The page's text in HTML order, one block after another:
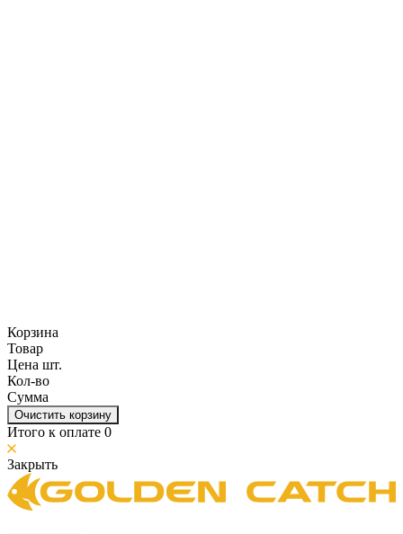
Корзина
Товар
Цена шт.
Кол-во
Сумма
Очистить корзину
Итого к оплате 0
Закрыть